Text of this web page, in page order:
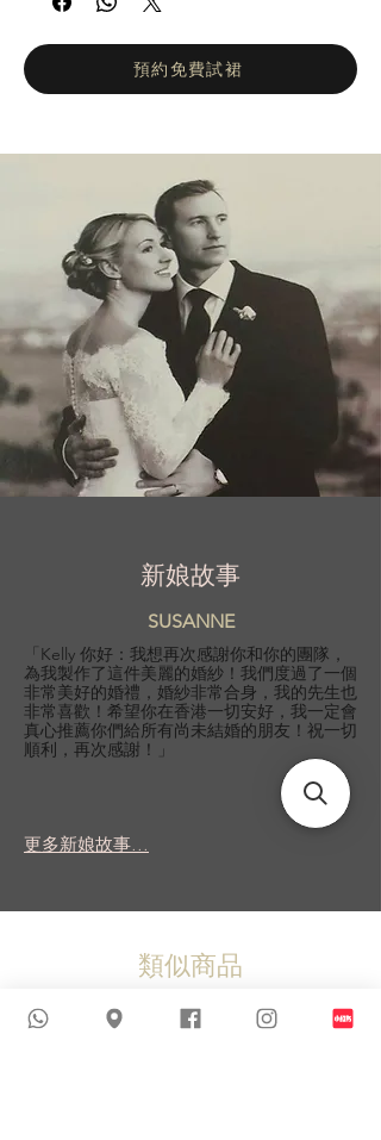
前衛風格。所有禮服均採用透視裙擺和華麗細
品牌。自 2013 年進軍國際市場以來，BERTA
以創紀錄的速度迅速成為家喻戶曉的品牌。
預約免費試裙
新娘故事
SUSANNE
「Kelly 你好：我想再次感謝你和你的團隊，
為我製作了這件美麗的婚紗！我們度過了一個
非常美好的婚禮，婚紗非常合身，我的先生也
非常喜歡！希望你在香港一切安好，我一定會
真心推薦你們給所有尚未結婚的朋友！祝一切
順利，再次感謝！」
更多新娘故事...
類似商品
新到貨品